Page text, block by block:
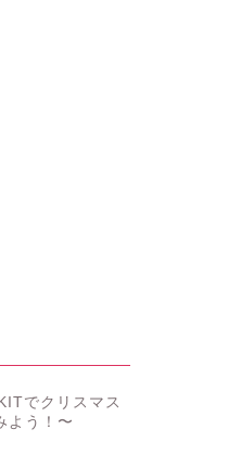
でクリスマス
よう！〜